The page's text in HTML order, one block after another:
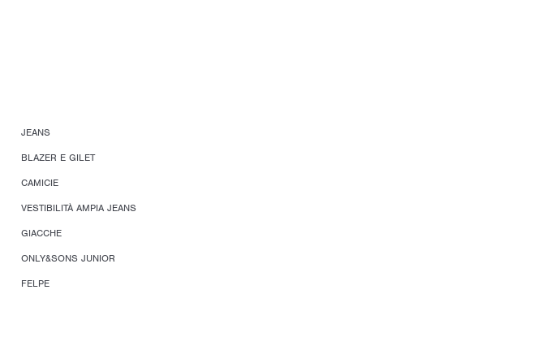
JEANS
BLAZER E GILET
CAMICIE
VESTIBILITÀ AMPIA JEANS
GIACCHE
ONLY&SONS JUNIOR
FELPE